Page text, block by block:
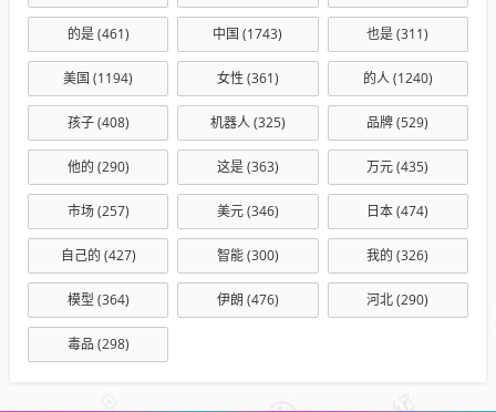
的是(461) 中国 (1743) 也是(311)
美国 (1194) 女性 (361) 的人(1240)
孩子(408) 机器人(325) 品牌(529)
他的 (290) 这是(363) 万元(435)
市场(257) 美元(346) 日本(474)
自己的 (427) 智能(300) 我的 (326)
模型 (364) 伊朗 (476) 河北(290)
毒品 (298)